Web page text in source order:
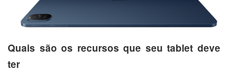
Quais são os recursos que seu tablet deve
ter